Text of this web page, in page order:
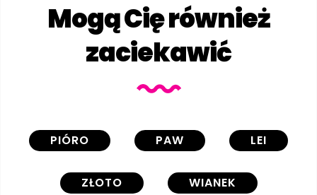
Mogą Cię również
zaciekawić
PIÓRO PAW LEI
ZŁOTO WIANEK